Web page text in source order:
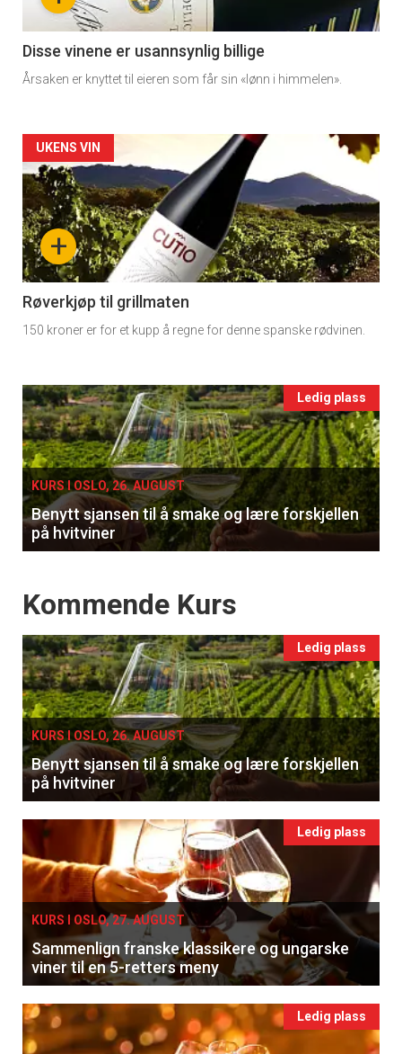
Få ukentlige nyhetsbrev fra
Apéritif
Vi tilbyr flere ukentlige nyhetsbrev. Du
kan fritt velge hvilke du ønsker å få
tilsendt.
Registrer deg
section
11
Dagens
rett
2
Disse vinene er usannsynlig billige
Årsaken er knyttet til eieren som får sin «lønn i himmelen».
Artikler
detail
-
section
11
Ukens
vin
+
UKENS VIN
Røverkjøp til grillmaten
150 kroner er for et kupp å regne for denne spanske rødvinen.
Events
single
Ledig plass
KURS I OSLO, 26. AUGUST
Benytt sjansen til å smake og lære forskjellen
på hvitviner
Events
Kommende Kurs
Ledig plass
KURS I OSLO, 26. AUGUST
Benytt sjansen til å smake og lære forskjellen
på hvitviner
Ledig plass
KURS I OSLO, 27. AUGUST
Sammenlign franske klassikere og ungarske
viner til en 5-retters meny
Ledig plass